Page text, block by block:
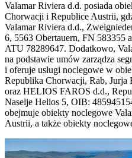
Valamar Riviera d.d. posiada
Chorwacji i Republice Austrii,
Valamar Riviera d.d.,
6, 5563 Obertauern, FN 583355
ATU 78289647. Dodatkowo,
na podstawie umów zarządza
i oferuje usługi noclegowe w
Republika Chorwacji, Rab,
oraz HELIOS FAROS d.d.,
Naselje Helios 5, OIB:
obejmuje obiekty noclegowe
Austrii, a także obiekty